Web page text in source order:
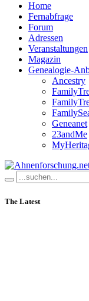
Home
Fernabfrage
Forum
Adressen
Veranstaltungen
Magazin
Genealogie-
Ancestry
Geneanet
23andMe
The Latest